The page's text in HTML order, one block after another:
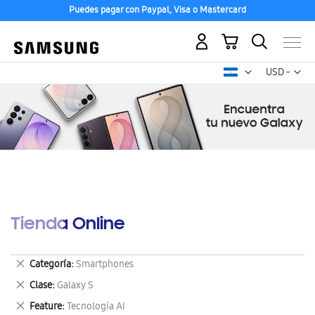
Puedes pagar con Paypal, Visa o Mastercard
USD -
dólar
Mi carrito
Tienda Online
Categoría Smartphones
Eliminar
este
artículo
Clase Galaxy S
Eliminar
este
Feature Tecnología AI
Eliminar